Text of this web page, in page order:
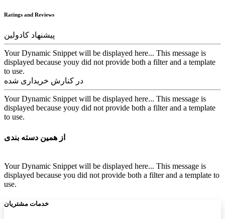
Ratings and Reviews
پیشنهاد کادولین
Your Dynamic Snippet will be displayed here... This message is
displayed because youy did not provide both a filter and a template
to use.
در کنارش خریداری شده
Your Dynamic Snippet will be displayed here... This message is
displayed because youy did not provide both a filter and a template
to use.
از همین دسته بندی
Your Dynamic Snippet will be displayed here... This message is
displayed because you did not provide both a filter and a template to
use.
خدمات مشتریان